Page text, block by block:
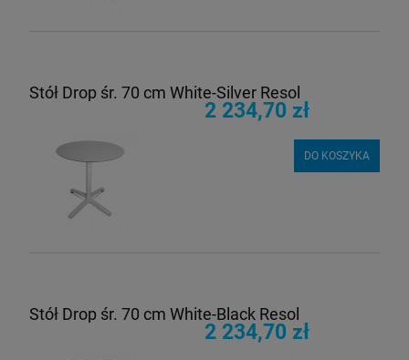
Stół Drop śr. 70 cm White-Silver Resol
2 234,70 zł
DO KOSZYKA
Stół Drop śr. 70 cm White-Black Resol
2 234,70 zł